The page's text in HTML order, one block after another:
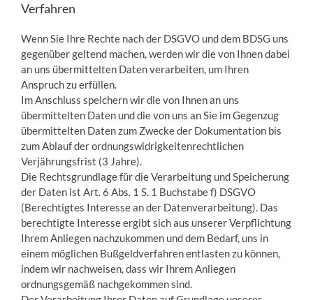
Verfahren
Wenn Sie Ihre Rechte nach der DSGVO und dem BDSG uns
gegenüber geltend machen, werden wir die von Ihnen dabei
an uns übermittelten Daten verarbeiten, um Ihren
Anspruch zu erfüllen.
Im Anschluss speichern wir die von Ihnen an uns
übermittelten Daten und die von uns an Sie im Gegenzug
übermittelten Daten zum Zwecke der Dokumentation bis
zum Ablauf der ordnungswidrigkeitenrechtlichen
Verjährungsfrist (3 Jahre).
Die Rechtsgrundlage für die Verarbeitung und Speicherung
der Daten ist Art. 6 Abs. 1 S. 1 Buchstabe f) DSGVO
(Berechtigtes Interesse an der Datenverarbeitung). Das
berechtigte Interesse ergibt sich aus unserer Verpflichtung
Ihrem Anliegen nachzukommen und dem Bedarf, uns in
einem möglichen Bußgeldverfahren entlasten zu können,
indem wir nachweisen, dass wir Ihrem Anliegen
ordnungsgemäß nachgekommen sind.